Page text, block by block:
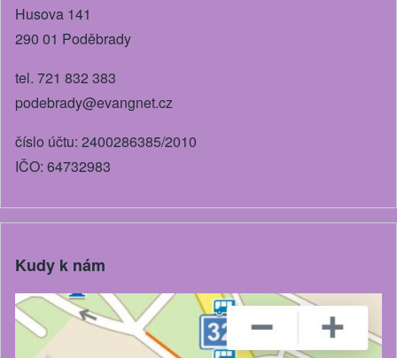
Husova 141
290 01 Poděbrady
tel. 721 832 383
podebrady@evangnet.cz
číslo účtu: 2400286385/2010
IČO: 64732983
Kudy k nám